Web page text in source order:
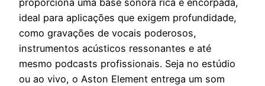
ideal para aplicações que exigem profundidade,
como gravações de vocais poderosos,
instrumentos acústicos ressonantes e até
mesmo podcasts profissionais. Seja no estúdio
ou ao vivo, o Aston Element entrega um som